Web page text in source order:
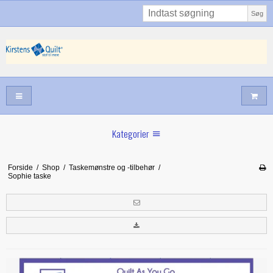
Søg
Kategorier
Juni nyt
Forside / Shop / Taskemønstre og -tilbehør /
Sophie taske